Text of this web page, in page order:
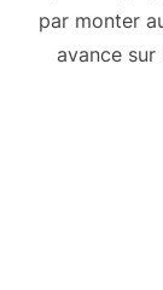
par monter
avance sur